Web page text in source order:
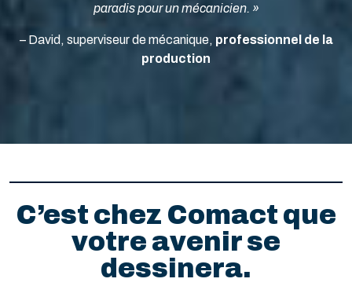
paradis pour un mécanicien. »
– David, superviseur de mécanique, professionnel de la
production
C’est chez Comact que
votre avenir se
dessinera.